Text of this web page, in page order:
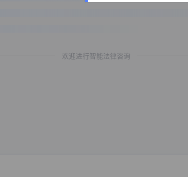
欢迎进行智能法律咨询